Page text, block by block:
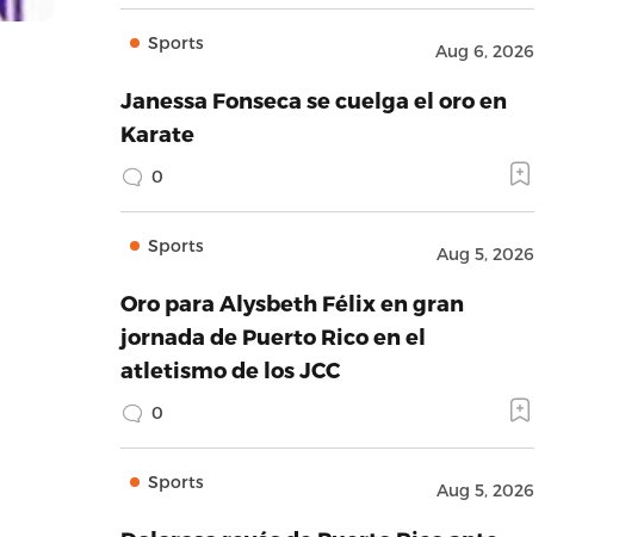
Sports Aug 6, 2026
Janessa Fonseca se cuelga el oro en
Karate
0
Sports Aug 5, 2026
Oro para Alysbeth Félix en gran
jornada de Puerto Rico en el
atletismo de los JCC
0
Sports Aug 5, 2026